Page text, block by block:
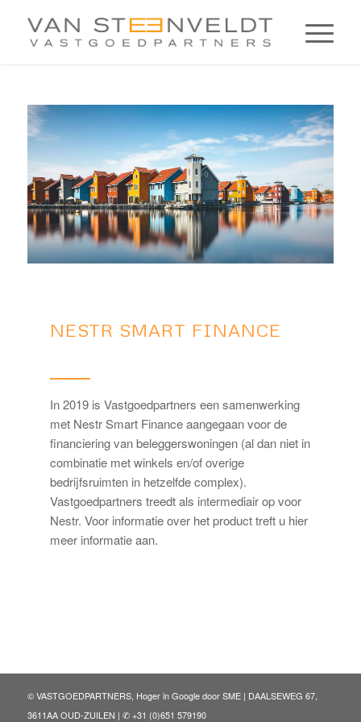
NESTR SMART FINANCE
In 2019 is Vastgoedpartners een samenwerking
met Nestr Smart Financeaangegaan voor de
financiering van beleggerswoningen (al dan niet in
combinatie met winkels en/of overige
bedrijfsruimten in hetzelfde complex).
Vastgoedpartners treedt als intermediair op voor
Nestr. Voor informatie over het product treft u hier
meer informatie aan.
© VASTGOEDPARTNERS, Hoger in Google doorSME| DAALSEWEG 67,
3611AA OUD-ZUILEN | ✆ +31 (0)651 579190